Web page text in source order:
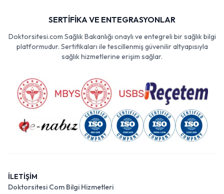
SERTİFİKA VE ENTEGRASYONLAR
Doktorsitesi.com Sağlık Bakanlığı onaylı ve entegreli bir sağlık bilgi
platformudur. Sertifikaları ile tescillenmiş güvenilir altyapısıyla
sağlık hizmetlerine erişim sağlar.
İLETİŞİM
Doktorsitesi Com Bilgi Hizmetleri